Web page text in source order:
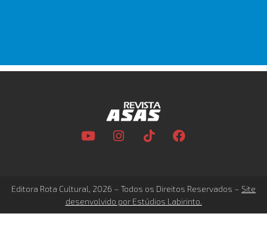
Editora Rota Cultural, 2026 – Todos os Direitos Reservados – Site
desenvolvido por Estúdios Labirinto.